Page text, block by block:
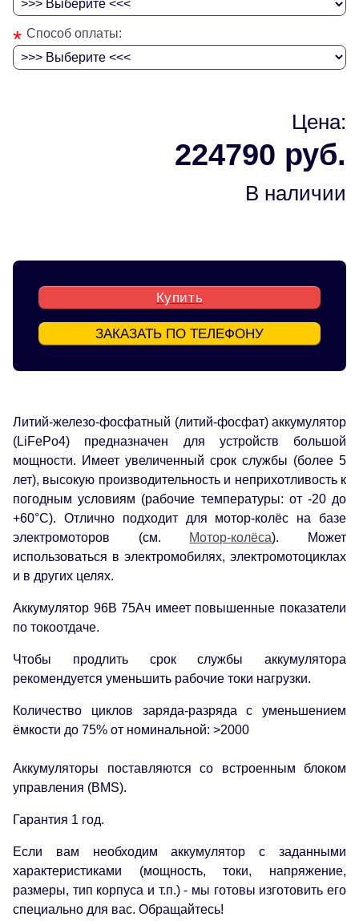
* Способ оплаты:
Цена:
224790 руб.
В наличии
Купить
ЗАКАЗАТЬ ПО ТЕЛЕФОНУ
Литий-железо-фосфатный (литий-фосфат) аккумулятор
(LiFePo4) предназначен для устройств большой
мощности. Имеет увеличенный срок службы (более 5
лет), высокую производительность и неприхотливость к
погодным условиям (рабочие температуры: от -20 до
+60°С). Отлично подходит для мотор-колёс на базе
электромоторов (см. Мотор-колёса). Может
использоваться в электромобилях, электромотоциклах
и в других целях.
Аккумулятор 96В 75Ач имеет повышенные показатели
по токоотдаче.
Чтобы продлить срок службы аккумулятора
рекомендуется уменьшить рабочие токи нагрузки.
Количество циклов заряда-разряда с уменьшением
ёмкости до 75% от номинальной: >2000
Аккумуляторы поставляются со встроенным блоком
управления (BMS).
Гарантия 1 год.
Если вам необходим аккумулятор с заданными
характеристиками (мощность, токи, напряжение,
размеры, тип корпуса и т.п.) - мы готовы изготовить его
специально для вас. Обращайтесь!